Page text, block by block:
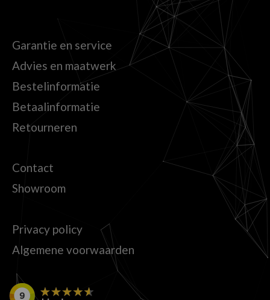
Garantie en service
Advies en maatwerk
Bestelinformatie
Betaalinformatie
Retourneren
Contact
Showroom
Privacy policy
Algemene voorwaarden